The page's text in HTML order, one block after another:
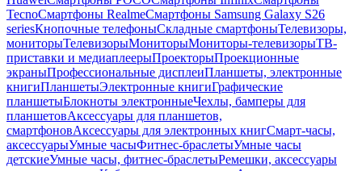
TecnoСмартфоны RealmeСмартфоны Samsung Galaxy S26
seriesКнопочные телефоныСкладные смартфоныТелевизоры,
мониторыТелевизорыМониторыМониторы-телевизорыТВ-
приставки и медиаплеерыПроекторыПроекционные
экраныПрофессиональные дисплеиПланшеты, электронные
книгиПланшетыЭлектронные книгиГрафические
планшетыБлокноты электронныеЧехлы, бамперы для
планшетовАксессуары для планшетов,
смартфоновАксессуары для электронных книгСмарт-часы,
аксессуарыУмные часыФитнес-браслетыУмные часы
детскиеУмные часы, фитнес-браслетыРемешки, аксессуары